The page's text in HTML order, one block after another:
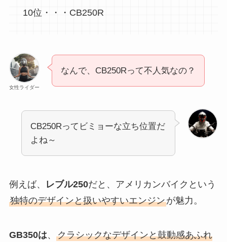
10位・・・CB250R
女性ライダー
なんで、CB250Rって不人気なの？
CB250Rってビミョーな立ち位置だ
よね～
例えば、 レブル250だと、アメリカンバイクという
独特のデザインと扱いやすいエンジンが魅力。
GB350は、 クラシックなデザインと鼓動感あふれ